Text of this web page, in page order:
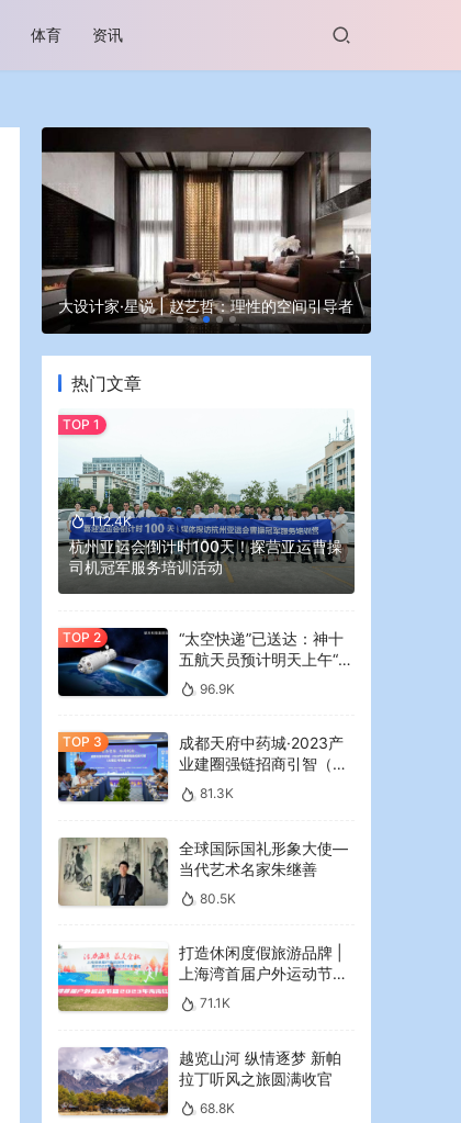
体育 资讯
大设计家·星说 | 赵艺哲：理性的空间引导者
热门文章
112.4K
杭州亚运会倒计时100天！探营亚运曹操
司机冠军服务培训活动
“太空快递”已送达：神十
五航天员预计明天上午“拆
快递”96.9K
成都天府中药城·2023产
业建圈强链招商引智（大
湾区）专场推介会在广州
举行
81.3K
全球国际国礼形象大使—
当代艺术名家朱继善
80.5K
打造休闲度假旅游品牌 |
上海湾首届户外运动节暨
2023年海湾红叶节启幕
71.1K
越览山河 纵情逐梦 新帕
拉丁听风之旅圆满收官
68.8K